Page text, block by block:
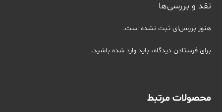
نقد و بررسی‌ها
هنوز بررسی‌ای ثبت نشده است.
برای فرستادن دیدگاه، بایدوارد شده باشید.
محصولات مرتبط